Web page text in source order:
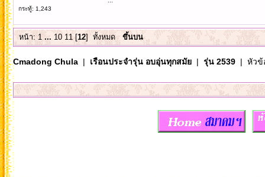
กระทู้: 1,243
หน้า:1 ... 10 11[12] ทั้งหมด ขึ้นบน
Cmadong Chula| เรือนประจำรุ่น อบอุ่นทุกสมัย| รุ่น 2539| หัวข้